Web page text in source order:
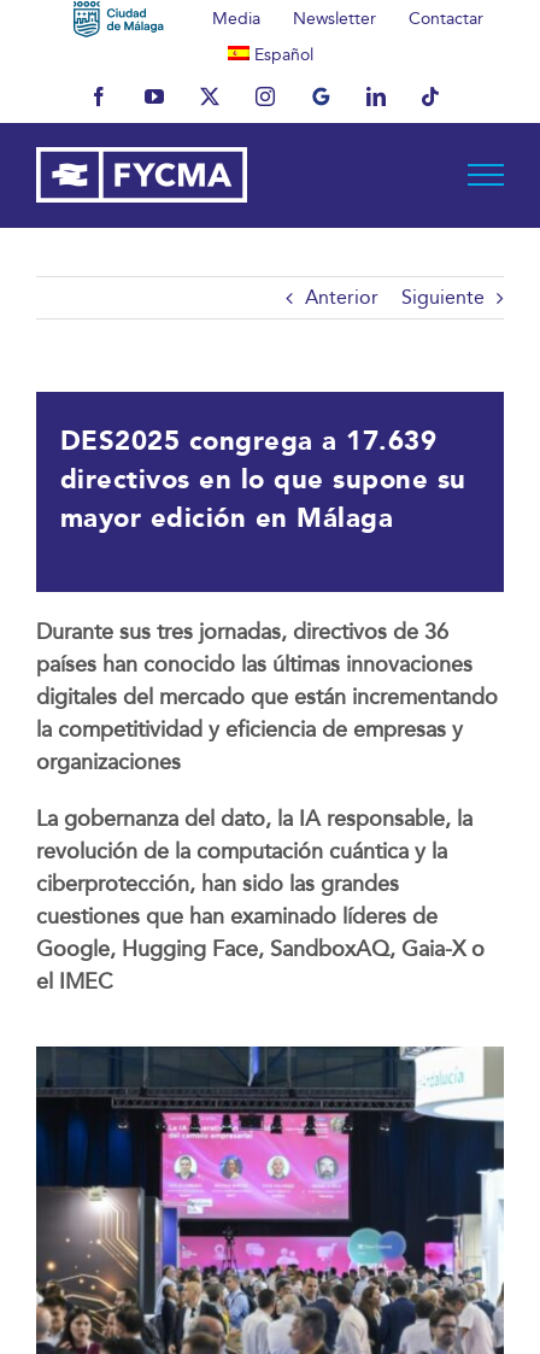
Media Newsletter
Contactar
Español
FacebookYouTubeX InstagramMyBusinessLinkedInTiktok
Anterior Siguiente
DES2025 congrega a 17.639
directivos en lo que supone su
mayor edición en Málaga
Durante sus tres jornadas, directivos de 36
países han conocido las últimas innovaciones
digitales del mercado que están incrementando
la competitividad y eficiencia de empresas y
organizaciones
La gobernanza del dato, la IA responsable, la
revolución de la computación cuántica y la
ciberprotección, han sido las grandes
cuestiones que han examinado líderes de
Google, Hugging Face, SandboxAQ, Gaia-X o
el IMEC